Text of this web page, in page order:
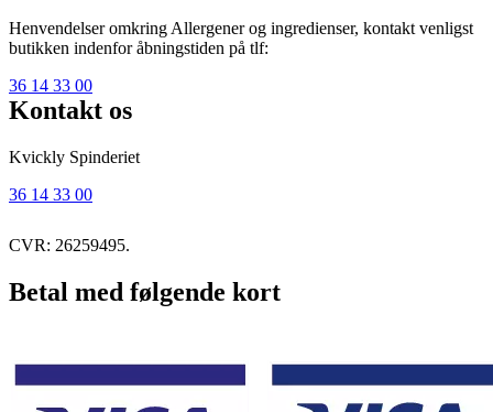
Henvendelser omkring Allergener og ingredienser, kontakt venligst
butikken indenfor åbningstiden på tlf:
36 14 33 00
Kontakt os
Kvickly Spinderiet
36 14 33 00
CVR: 26259495.
Betal med følgende kort